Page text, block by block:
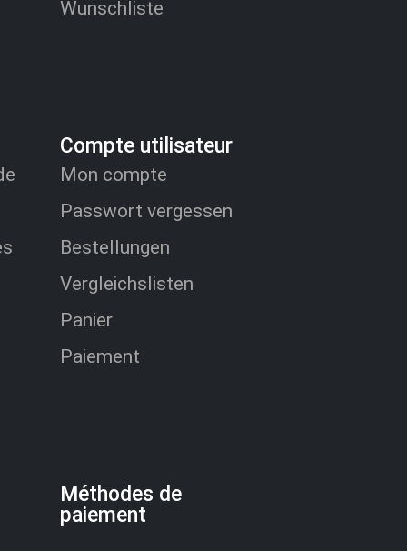
Wunschliste
Compte utilisateur
Mon compte
Passwort vergessen
Bestellungen
Vergleichslisten
Panier
Paiement
Méthodes de
paiement​